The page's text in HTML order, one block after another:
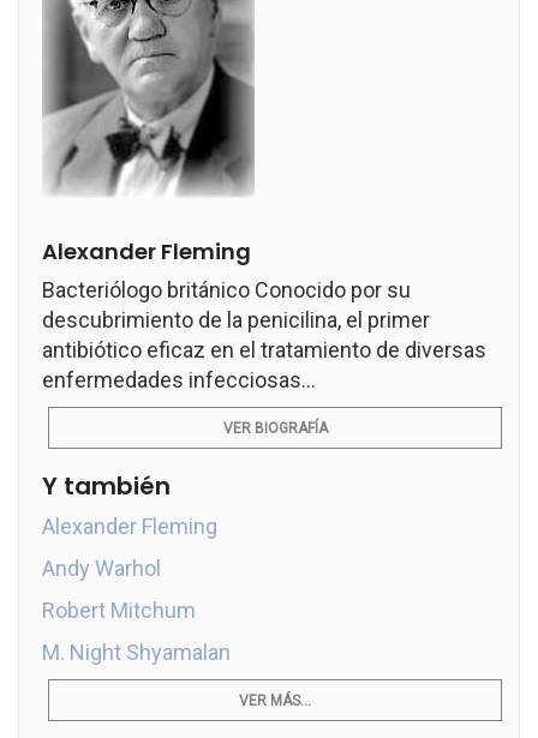
Alexander Fleming
Bacteriólogo británico Conocido por su
descubrimiento de la penicilina, el primer
antibiótico eficaz en el tratamiento de diversas
enfermedades infecciosas...
VER BIOGRAFÍA
Y también
Alexander Fleming
Andy Warhol
Robert Mitchum
M. Night Shyamalan
VER MÁS...